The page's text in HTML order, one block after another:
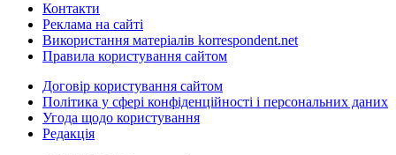
Контакти
Реклама на сайті
Використання матеріалів korrespondent.net
Правила користування сайтом
Договір користування сайтом
Політика у сфері конфіденційності і персональних даних
Угода щодо користування
Редакція